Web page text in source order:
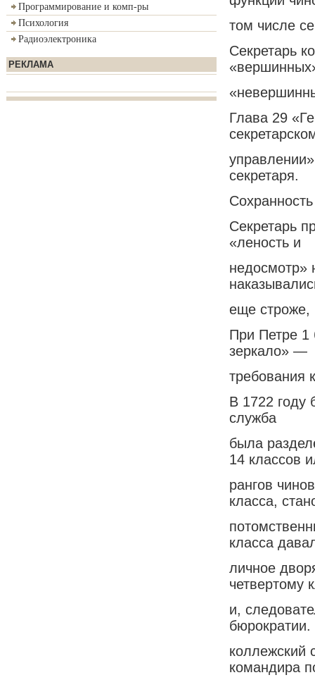
Программирование и комп-ры
Психология
Радиоэлектроника
РЕКЛАМА
том числе
Секретарь
Глава 29
секретаря.
Секретарь
«леность и
недосмотр»
еще строже,
При Петре 1
зеркало» —
требования
В 1722 году
служба
была
14 классов
рангов
класса,
класса
личное
четвертому
и,
коллежский
командира